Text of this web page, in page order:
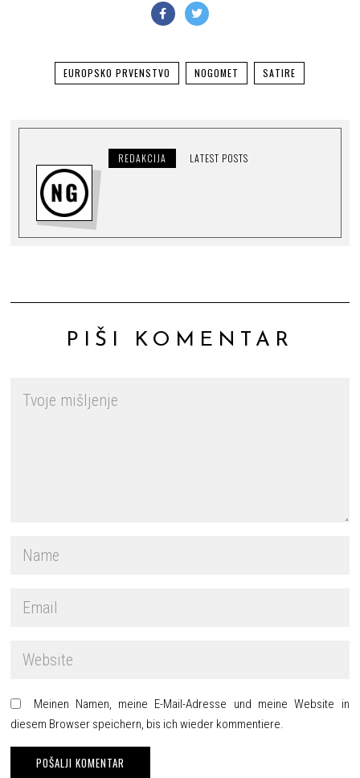
EUROPSKO PRVENSTVO NOGOMET SATIRE
REDAKCIJA LATEST POSTS
PIŠI KOMENTAR
Meinen Namen, meine E-Mail-Adresse und meine Website in
diesem Browser speichern, bis ich wieder kommentiere.